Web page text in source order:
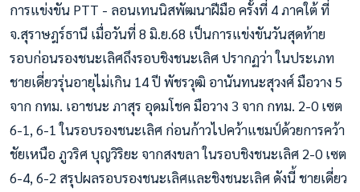
การแข่งขัน PTT - ลอนเทนนิสพัฒนาฝีมือ ครั้งที่ 4 ภาคใต้ ที่
จ.สุราษฎร์ธานี เมื่อวันที่ 8 มิ.ย.68 เป็นการแข่งขันวันสุดท้าย
รอบก่อนรองชนะเลิศถึงรอบชิงชนะเลิศ ปรากฏว่า ในประเภท
ชายเดี่ยวรุ่นอายุไม่เกิน 14 ปี พัชรวุฒิ อานันทนะสุวงศ์ มือวาง 5
จาก กทม. เอาชนะ ภาสุร อุดมโชค มือวาง 3 จาก กทม. 2-0 เซต
6-1, 6-1 ในรอบรองชนะเลิศ ก่อนก้าวไปคว้าแชมป์ด้วยการคว้า
ชัยเหนือ ภูวริศ บุญวิริยะ จากสงขลา ในรอบชิงชนะเลิศ 2-0 เซต
6-4, 6-2 สรุปผลรอบรองชนะเลิศและชิงชนะเลิศ ดังนี้ ชายเดี่ยว